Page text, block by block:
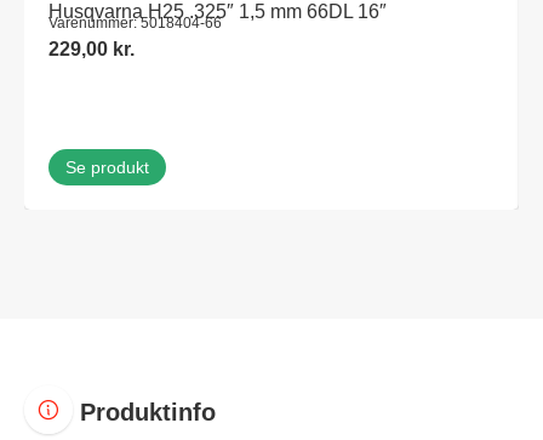
Husqvarna H25 .325″ 1,5 mm 66DL 16″
Varenummer: 5018404-66
229,00 kr.
Se produkt
Produktinfo